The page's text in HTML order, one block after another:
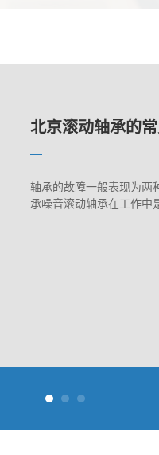
北京轴承异常声
北京滚动轴承的
轴承的故障一般表现为两
承噪音滚动轴承在工作中
北京轴承的工作
北京轴承异常声
北京滚动轴承的